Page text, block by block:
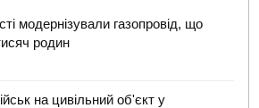
модернізували газопровід, що
родин
на цивільний об'єкт у